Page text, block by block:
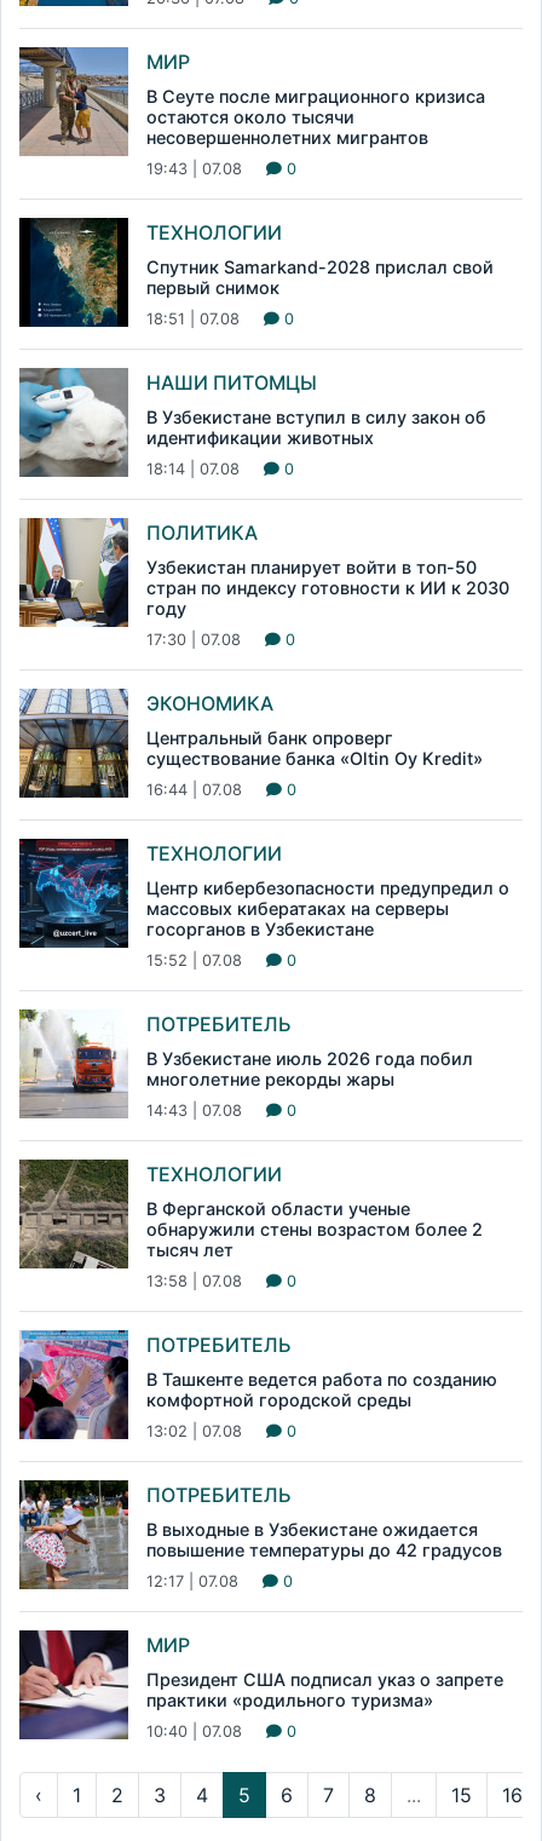
МИР
В Сеуте после миграционного кризиса
остаются около тысячи
несовершеннолетних мигрантов
19:43 | 07.08 0
ТЕХНОЛОГИИ
Спутник Samarkand-2028 прислал свой
первый снимок
18:51 | 07.08 0
НАШИ ПИТОМЦЫ
В Узбекистане вступил в силу закон об
идентификации животных
18:14 | 07.08 0
ПОЛИТИКА
Узбекистан планирует войти в топ-50
стран по индексу готовности к ИИ к 2030
году
17:30 | 07.08 0
ЭКОНОМИКА
Центральный банк опроверг
существование банка «Oltin Oy Kredit»
16:44 | 07.08 0
ТЕХНОЛОГИИ
Центр кибербезопасности предупредил о
массовых кибератаках на серверы
госорганов в Узбекистане
15:52 | 07.08 0
ПОТРЕБИТЕЛЬ
В Узбекистане июль 2026 года побил
многолетние рекорды жары
14:43 | 07.08 0
ТЕХНОЛОГИИ
В Ферганской области ученые
обнаружили стены возрастом более 2
тысяч лет
13:58 | 07.08 0
ПОТРЕБИТЕЛЬ
В Ташкенте ведется работа по созданию
комфортной городской среды
13:02 | 07.08 0
ПОТРЕБИТЕЛЬ
В выходные в Узбекистане ожидается
повышение температуры до 42 градусов
12:17 | 07.08 0
МИР
Президент США подписал указ о запрете
практики «родильного туризма»
10:40 | 07.08 0
‹ 1 2 3 4 5 6 7 8 ... 15 16